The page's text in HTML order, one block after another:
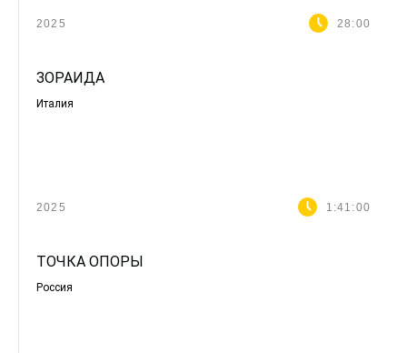
2025 28:00
ЗОРАИДА
Италия
2025 1:41:00
ТОЧКА ОПОРЫ
Россия